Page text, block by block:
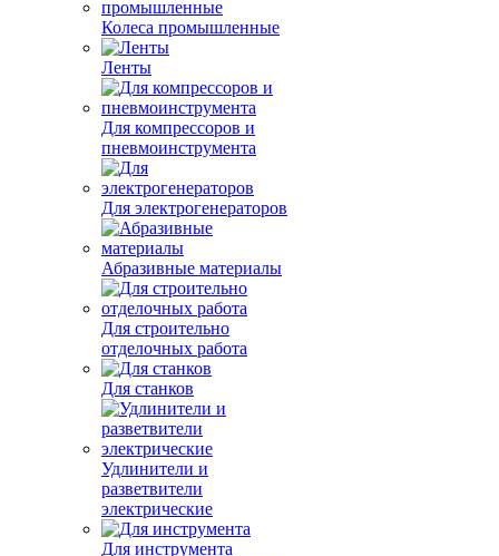
Колеса промышленные
Ленты
Для компрессоров и
пневмоинструмента
Для электрогенераторов
Абразивные материалы
Для строительно
отделочных работа
Для станков
Удлинители и
разветвители
электрические
Для инструмента